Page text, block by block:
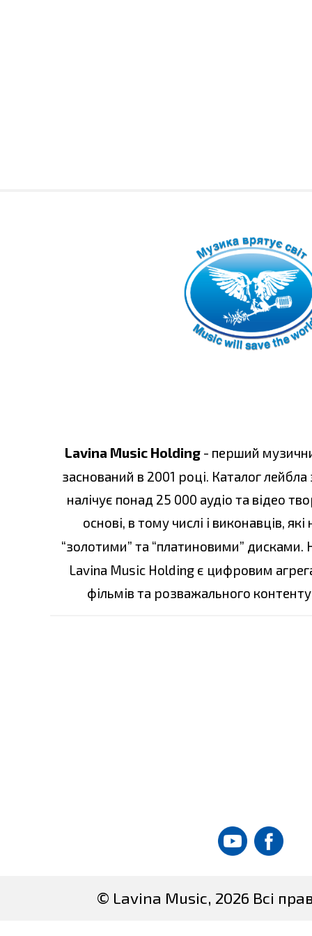
Lavina Music Holding - перший
заснований в 2001 році. Каталог лейбла
налічує понад 25 000 аудіо та відео
основі, в тому числі і виконавців,
“золотими” та “платиновими” дисками.
Lavina Music Holding є цифровим
фільмів та розважального
© Lavina Music, 2026 Всі